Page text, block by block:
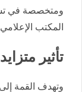
ومتخصصة في
المكتب
تأثير متزايد
وتهدف القمة إلى